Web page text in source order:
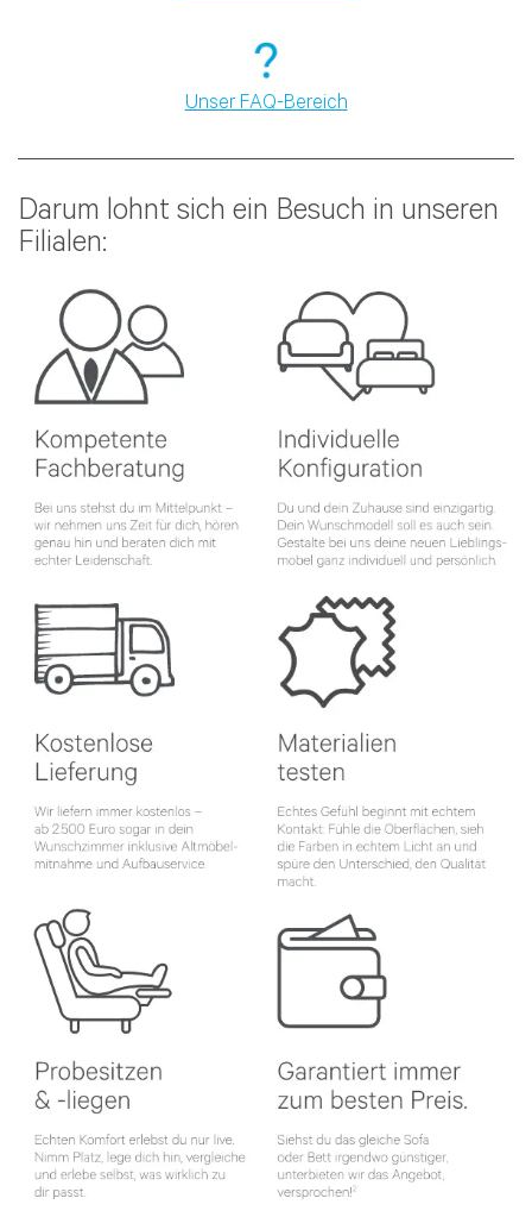
Unser FAQ-Bereich
Darum lohnt sich ein Besuch in unseren
Filialen: